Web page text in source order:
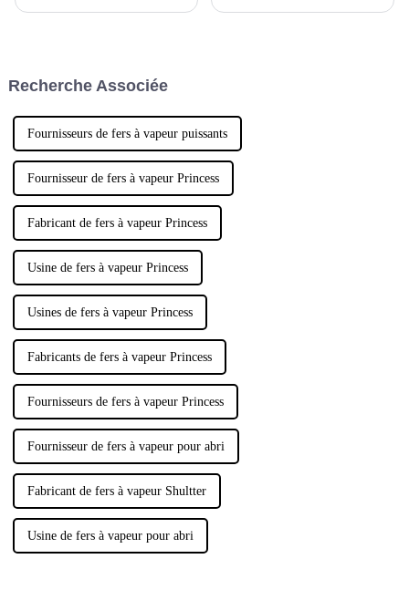
Recherche Associée
Fournisseurs de fers à vapeur puissants
Fournisseur de fers à vapeur Princess
Fabricant de fers à vapeur Princess
Usine de fers à vapeur Princess
Usines de fers à vapeur Princess
Fabricants de fers à vapeur Princess
Fournisseurs de fers à vapeur Princess
Fournisseur de fers à vapeur pour abri
Fabricant de fers à vapeur Shultter
Usine de fers à vapeur pour abri